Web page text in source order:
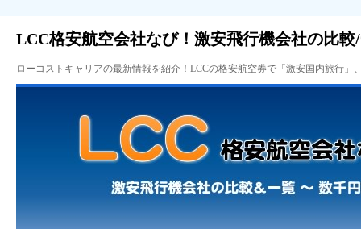
LCC格安航空会社なび！激安飛行機会社の比較
ローコストキャリアの最新情報を紹介！LCCの格安航空券で「激安国内旅行